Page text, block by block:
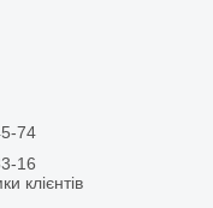
74
16
клієнтів